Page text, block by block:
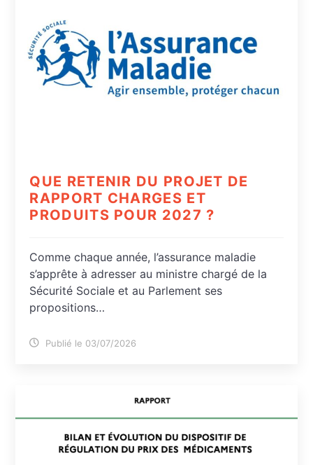
QUE RETENIR DU PROJET DE
RAPPORT CHARGES ET
PRODUITS POUR 2027 ?
Comme chaque année, l’assurance maladie
s’apprête à adresser au ministre chargé de la
Sécurité Sociale et au Parlement ses
propositions…
Publié le 03/07/2026